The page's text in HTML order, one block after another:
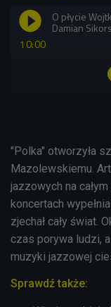
10:00
O płycie
Damian
"Polka" otworzyła
Mazolewskiemu.
jazzowych na
koncertach
zjechał cały świat.
czas porywa ludzi,
muzyki jazzowej
Sprawdź także: